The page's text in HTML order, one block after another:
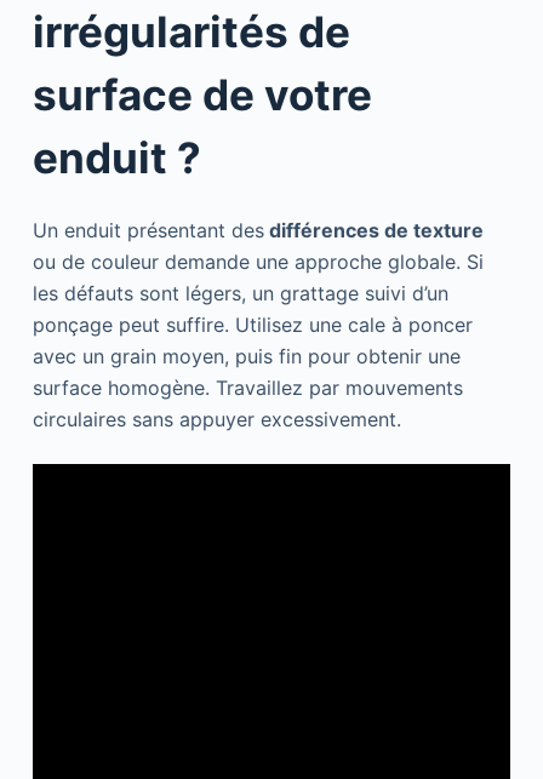
irrégularités de
surface de votre
enduit ?
Un enduit présentant desdifférences de texture
ou de couleur demande une approche globale. Si
les défauts sont légers, un grattage suivi d’un
ponçage peut suffire. Utilisez une cale à poncer
avec un grain moyen, puis fin pour obtenir une
surface homogène. Travaillez par mouvements
circulaires sans appuyer excessivement.